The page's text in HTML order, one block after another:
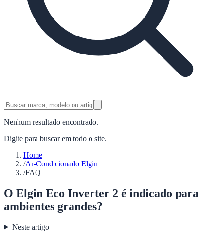
Nenhum resultado encontrado.
Digite para buscar em todo o site.
Home
/Ar-Condicionado Elgin
/FAQ
O Elgin Eco Inverter 2 é indicado para
ambientes grandes?
Neste artigo